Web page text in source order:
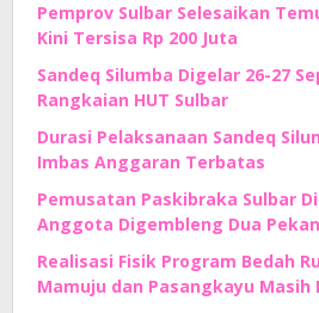
Pemprov Sulbar Selesaikan
Kini Tersisa Rp 200 Juta
Sandeq Silumba Digelar 26-27
Rangkaian HUT Sulbar
Durasi Pelaksanaan Sandeq
Imbas Anggaran Terbatas
Pemusatan Paskibraka Sulbar
Anggota Digembleng Dua Pekan
Realisasi Fisik Program Bedah
Mamuju dan Pasangkayu Masih